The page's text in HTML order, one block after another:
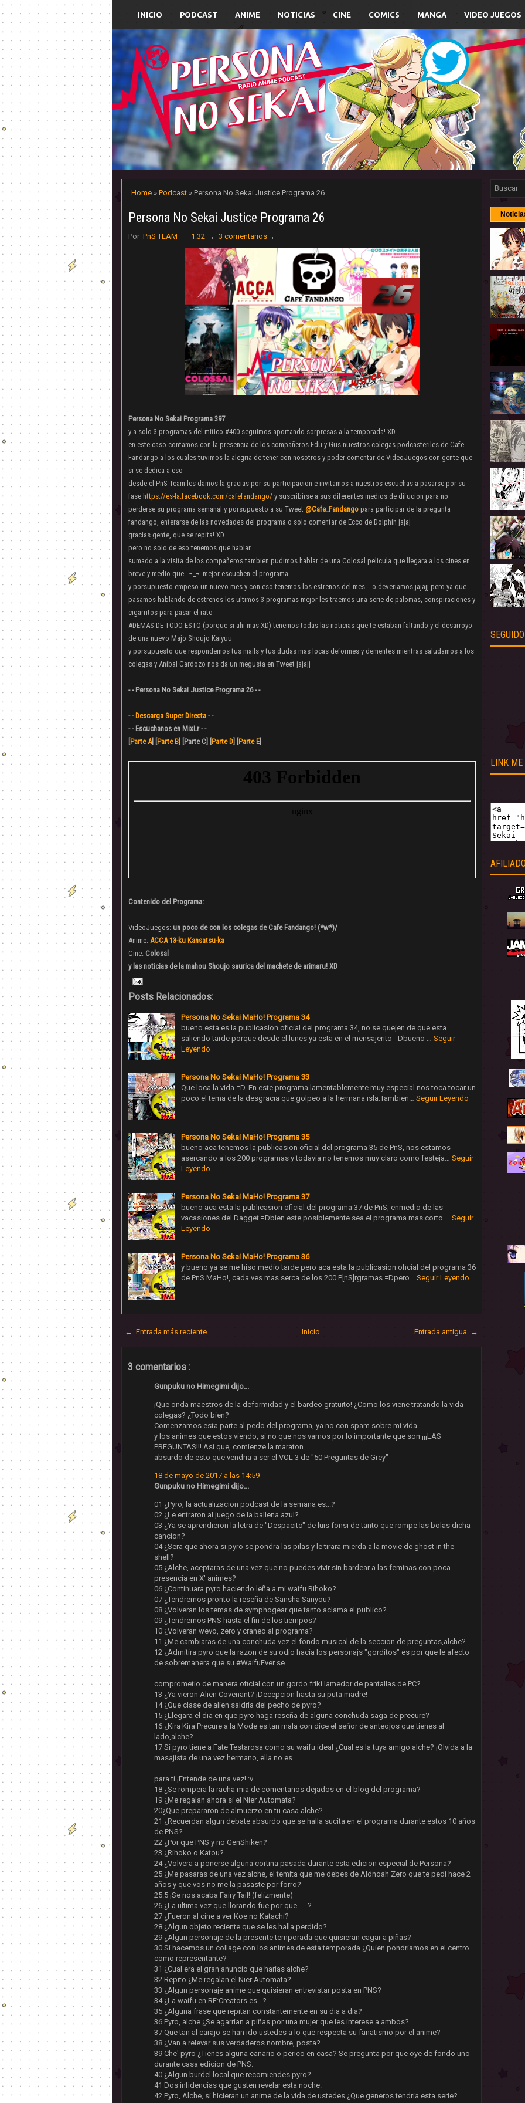
INICIO PODCAST ANIME NOTICIAS CINE COMICS MANGA VIDEO JUEGOS
Home » Podcast » Persona No Sekai Justice Programa 26
Persona No Sekai Justice Programa 26
Por PnS TEAM 1:32 3 comentarios
Persona No Sekai Programa 397
y a solo 3 programas del mitico #400 seguimos aportando sorpresas a la temporada! XD
en este caso contamos con la presencia de los compañeros Edu y Gus nuestros colegas podcasteriles de Cafe
Fandango a los cuales tuvimos la alegria de tener con nosotros y poder comentar de VideoJuegos con gente que
si se dedica a eso
desde el PnS Team les damos la gracias por su participacion e invitamos a nuestros escuchas a pasarse por su
fase https://es-la.facebook.com/cafefandango/ y suscribirse a sus diferentes medios de difucion para no
perderse su programa semanal y porsupuesto a su Tweet @Cafe_Fandango para participar de la pregunta
fandango, enterarse de las novedades del programa o solo comentar de Ecco de Dolphin jajaj
gracias gente, que se repita! XD
pero no solo de eso tenemos que hablar
sumado a la visita de los compañeros tambien pudimos hablar de una Colosal pelicula que llegara a los cines en
breve y medio que...¬_¬..mejor escuchen el programa
y porsupuesto empeso un nuevo mes y con eso tenemos los estrenos del mes....o deveriamos jajajj pero ya que
pasamos hablando de estrenos los ultimos 3 programas mejor les traemos una serie de palomas, conspiraciones y
cigarritos para pasar el rato
ADEMAS DE TODO ESTO (porque si ahi mas XD) tenemos todas las noticias que te estaban faltando y el desarroyo
de una nuevo Majo Shoujo Kaiyuu
y porsupuesto que respondemos tus mails y tus dudas mas locas deformes y dementes mientras saludamos a los
colegas y Anibal Cardozo nos da un megusta en Tweet jajajj
- - Persona No Sekai Justice Programa 26 - -
- - Descarga Super Directa - -
- - Escuchanos en MixLr - -
Parte A] [ Parte B ] [Parte C] [ Parte D Parte E]
Contenido del Programa:
VideoJuegos: un poco de con los colegas de Cafe Fandango! (*w*)/
Anime: ACCA 13-ku Kansatsu-ka
Cine: Colosal
y las noticias de la mahou Shoujo saurica del machete de arimaru! XD
Posts Relacionados:
Persona No Sekai MaHo! Programa 34
bueno esta es la publicasion oficial del programa 34, no se quejen de que esta
saliendo tarde porque desde el lunes ya esta en el mensajerito =Dbueno … Seguir
Leyendo
Persona No Sekai MaHo! Programa 33
Que loca la vida =D. En este programa lamentablemente muy especial nos toca tocar un
poco el tema de la desgracia que golpeo a la hermana isla.Tambien… Seguir Leyendo
Persona No Sekai MaHo! Programa 35
bueno aca tenemos la publicasion oficial del programa 35 de PnS, nos estamos
asercando a los 200 programas y todavia no tenemos muy claro como festeja… Seguir
Leyendo
Persona No Sekai MaHo! Programa 37
bueno aca esta la publicasion oficial del programa 37 de PnS, enmedio de las
vacasiones del Dagget =Dbien este posiblemente sea el programa mas corto … Seguir
Leyendo
Persona No Sekai MaHo! Programa 36
y bueno ya se me hiso medio tarde pero aca esta la publicasion oficial del programa 36
de PnS MaHo!, cada ves mas serca de los 200 P[nS]rgramas =Dpero… Seguir Leyendo
← Entrada más reciente Entrada antigua →
Inicio
3 comentarios :
Gunpuku no Himegimi dijo...
¡Que onda maestros de la deformidad y el bardeo gratuito! ¿Como los viene tratando la vida
colegas? ¿Todo bien?
Comenzamos esta parte al pedo del programa, ya no con spam sobre mi vida
y los animes que estos viendo, si no que nos vamos por lo importante que son ¡¡¡LAS
PREGUNTAS!!! Asi que, comienze la maraton
absurdo de esto que vendria a ser el VOL 3 de "50 Preguntas de Grey"
18 de mayo de 2017 a las 14:59
Gunpuku no Himegimi dijo...
01 ¿Pyro, la actualizacion podcast de la semana es...?
02 ¿Le entraron al juego de la ballena azul?
03 ¿Ya se aprendieron la letra de "Despacito" de luis fonsi de tanto que rompe las bolas dicha
cancion?
04 ¿Sera que ahora si pyro se pondra las pilas y le tirara mierda a la movie de ghost in the
shell?
05 ¿Alche, aceptaras de una vez que no puedes vivir sin bardear a las feminas con poca
presencia en X' animes?
06 ¿Continuara pyro haciendo leña a mi waifu Rihoko?
07 ¿Tendremos pronto la reseña de Sansha Sanyou?
08 ¿Volveran los temas de symphogear que tanto aclama el publico?
09 ¿Tendremos PNS hasta el fin de los tiempos?
10 ¿Volveran wevo, zero y craneo al programa?
11 ¿Me cambiaras de una conchuda vez el fondo musical de la seccion de preguntas,alche?
12 ¿Admitira pyro que la razon de su odio hacia los personajs "gorditos" es por que le afecto
de sobremanera que su #WaifuEver se
comprometio de manera oficial con un gordo friki lamedor de pantallas de PC?
13 ¿Ya vieron Alien Covenant? ¡Decepcion hasta su puta madre!
14 ¿Que clase de alien saldria del pecho de pyro?
15 ¿Llegara el dia en que pyro haga reseña de alguna conchuda saga de precure?
16 ¿Kira Kira Precure a la Mode es tan mala con dice el señor de anteojos que tienes al
lado,alche?.
17 Si pyro tiene a Fate Testarosa como su waifu ideal ¿Cual es la tuya amigo alche? ¡Olvida a la
masajista de una vez hermano, ella no es
para ti ¡Entende de una vez! :v
18 ¿Se rompera la racha mia de comentarios dejados en el blog del programa?
19 ¿Me regalan ahora si el Nier Automata?
20¿Que prepararon de almuerzo en tu casa alche?
21 ¿Recuerdan algun debate absurdo que se halla sucita en el programa durante estos 10 años
de PNS?
22 ¿Por que PNS y no GenShiken?
23 ¿Rihoko o Katou?
24 ¿Volvera a ponerse alguna cortina pasada durante esta edicion especial de Persona?
25 ¿Me pasaras de una vez alche, el temita que me debes de Aldnoah Zero que te pedi hace 2
años y que vos no me la pasaste por forro?
25.5 ¡Se nos acaba Fairy Tail! (felizmente)
26 ¿La ultima vez que llorando fue por que......?
27 ¿Fueron al cine a ver Koe no Katachi?
28 ¿Algun objeto reciente que se les halla perdido?
29 ¿Algun personaje de la presente temporada que quisieran cagar a piñas?
30 Si hacemos un collage con los animes de esta temporada ¿Quien pondriamos en el centro
como representante?
31 ¿Cual era el gran anuncio que harias alche?
32 Repito ¿Me regalan el Nier Automata?
33 ¿Algun personaje anime que quisieran entrevistar posta en PNS?
34 ¿La waifu en RE:Creators es...?
35 ¿Alguna frase que repitan constantemente en su dia a dia?
36 Pyro, alche ¿Se agarrian a piñas por una mujer que les interese a ambos?
37 Que tan al carajo se han ido ustedes a lo que respecta su fanatismo por el anime?
38 ¿Van a relevar sus verdaderos nombre, posta?
39 Che' pyro ¿Tienes alguna canario o perico en casa? Se pregunta por que oye de fondo uno
durante casa edicion de PNS.
40 ¿Algun burdel local que recomiendes pyro?
41 Dos infidencias que gusten revelar esta noche.
42 Pyro, Alche, si hicieran un anime de la vida de ustedes ¿Que generos tendria esta serie?
LINK ME